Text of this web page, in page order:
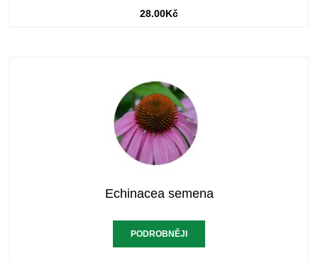
28.00Kč
Echinacea semena
PODROBNĚJI